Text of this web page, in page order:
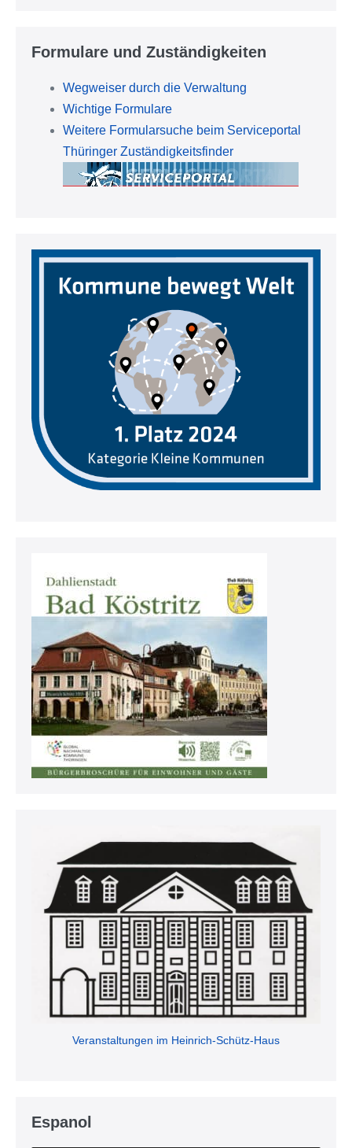
Formulare und Zuständigkeiten
Wegweiser durch die Verwaltung
Wichtige Formulare
Weitere Formularsuche beim Serviceportal
Thüringer Zuständigkeitsfinder
Veranstaltungen im Heinrich-Schütz-Haus
Espanol